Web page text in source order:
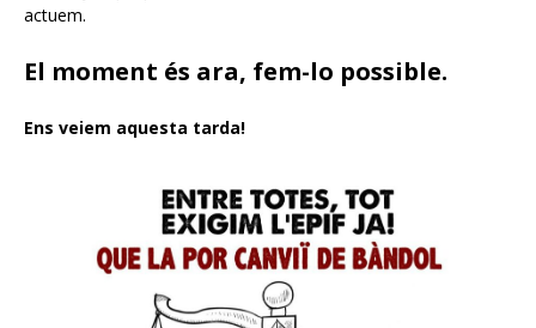
actuem.
El moment és ara, fem-lo possible.
Ens veiem aquesta tarda!